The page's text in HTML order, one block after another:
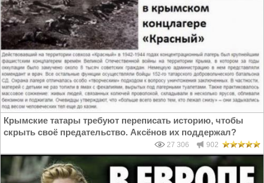
Крымские татары требуют переписать историю, чтобы
скрыть своё предательство. Аксёнов их поддержал?
27 306 902